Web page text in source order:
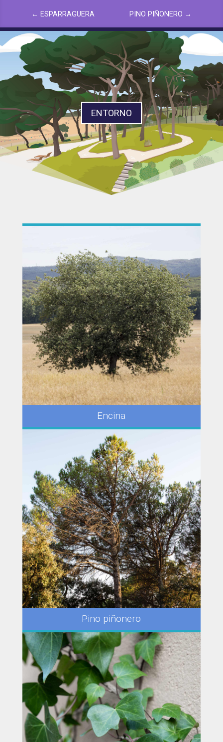
← ESPARRAGUERA PINO PIÑONERO →
ENTORNO
Encina
Pino piñonero